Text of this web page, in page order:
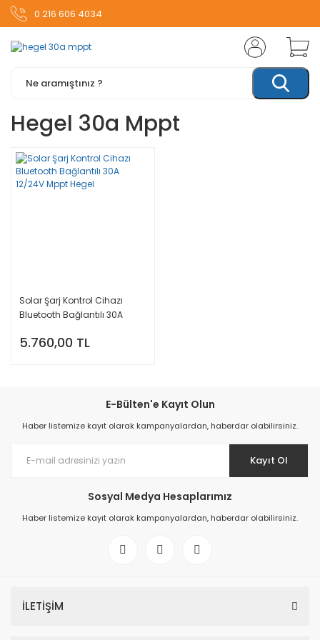
0 216 606 4034
Hegel 30a Mppt
Solar Şarj Kontrol Cihazı
Bluetooth Bağlantılı 30A
5.760,00 TL
E-Bülten'e Kayıt Olun
Haber listemize kayıt olarak kampanyalardan, haberdar olabilirsiniz.
Kayıt Ol
Sosyal Medya Hesaplarımız
Haber listemize kayıt olarak kampanyalardan, haberdar olabilirsiniz.
İLETİŞİM